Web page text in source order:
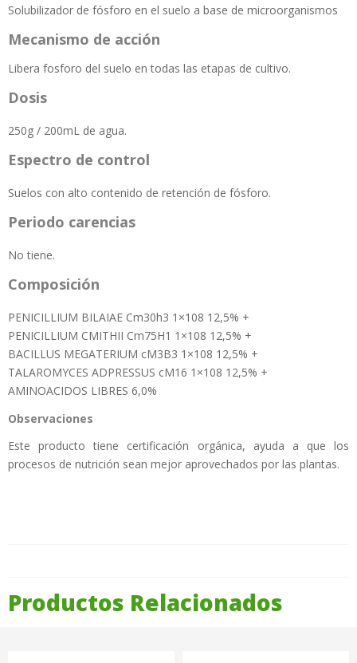
Solubilizador de fósforo en el suelo a base de microorganismos
Mecanismo de acción
Libera fosforo del suelo en todas las etapas de cultivo.
Dosis
250g / 200mL de agua.
Espectro de control
Suelos con alto contenido de retención de fósforo.
Periodo carencias
No tiene.
Composición
PENICILLIUM BILAIAE Cm30h3 1×108 12,5% +
PENICILLIUM CMITHII Cm75H1 1×108 12,5% +
BACILLUS MEGATERIUM cM3B3 1×108 12,5% +
TALAROMYCES ADPRESSUS cM16 1×108 12,5% +
AMINOACIDOS LIBRES 6,0%
Observaciones
Este producto tiene certificación orgánica, ayuda a que los
procesos de nutrición sean mejor aprovechados por las plantas.
Productos Relacionados